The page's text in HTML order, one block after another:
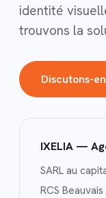
identité
trouvons la
Discutons-en
IXELIA —
SARL au
RCS